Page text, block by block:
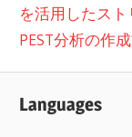
ビ
ゲ
の
投
を活用したス
PEST分析の作
Languages